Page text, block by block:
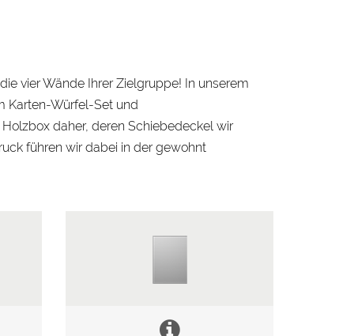
vier Wände Ihrer Zielgruppe! In unserem
Karten-Würfel-Set und
daher, deren Schiebedeckel wir
führen wir dabei in der gewohnt